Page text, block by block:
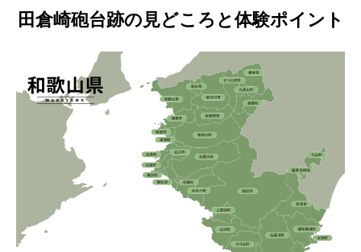
田倉崎砲台跡の見どころと体験ポイント